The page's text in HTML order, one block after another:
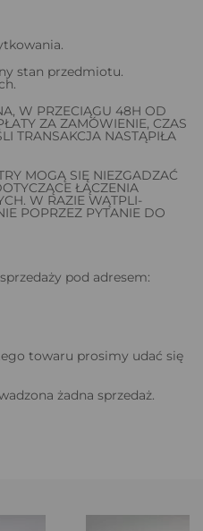
stan przedmiotu.
W PRZECIĄGU 48H OD
ZA ZAMÓWIENIE, CZAS
TRANSAKCJA NASTĄPIŁA
MOGĄ SIĘ NIEZGADZAĆ
ŁĄCZENIA
W RAZIE WĄTPLI-
POPRZEZ PYTANIE DO
pod adresem:
towaru prosimy udać się
żadna sprzedaż.